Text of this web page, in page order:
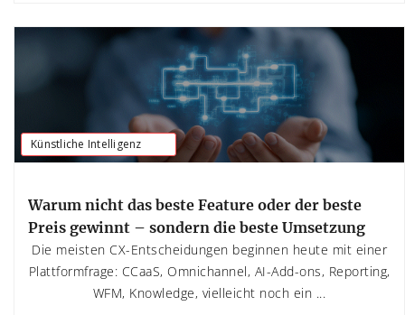
Künstliche Intelligenz
Warum nicht das beste Feature oder der beste
Preis gewinnt – sondern die beste Umsetzung
Die meisten CX-Entscheidungen beginnen heute mit einer
Plattformfrage: CCaaS, Omnichannel, AI-Add-ons, Reporting,
WFM, Knowledge, vielleicht noch ein ...